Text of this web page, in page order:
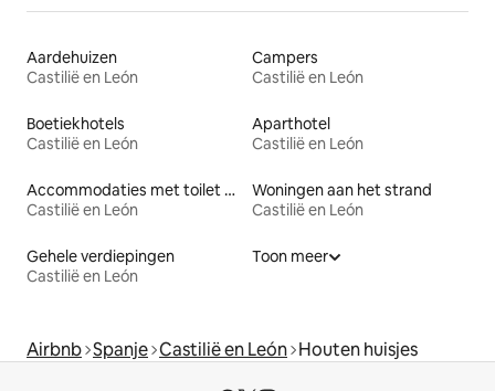
Aardehuizen
Castilië en León
Campers
Castilië en León
Boetiekhotels
Castilië en León
Aparthotel
Castilië en León
Accommodaties met toilet op toegankelijke hoogte
Castilië en León
Woningen aan het strand
Castilië en León
Gehele verdiepingen
Castilië en León
Toon meer
Airbnb Spanje Castilië en León Houten huisjes